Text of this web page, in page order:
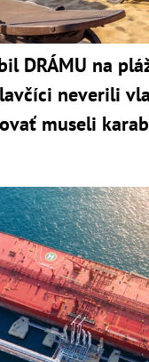
DRÁMU na
neverili
museli